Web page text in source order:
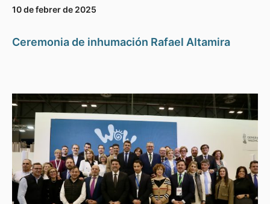
10 de febrer de 2025
Ceremonia de inhumación Rafael Altamira